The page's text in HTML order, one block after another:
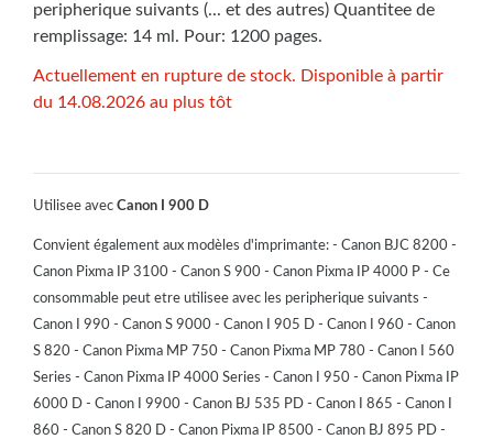
peripherique suivants (... et des autres) Quantitee de
remplissage: 14 ml. Pour: 1200 pages.
Actuellement en rupture de stock. Disponible à partir
du 14.08.2026 au plus tôt
Utilisee avec Canon I 900 D
Convient également aux modèles d'imprimante: - Canon BJC 8200 -
Canon Pixma IP 3100 - Canon S 900 - Canon Pixma IP 4000 P - Ce
consommable peut etre utilisee avec les peripherique suivants -
Canon I 990 - Canon S 9000 - Canon I 905 D - Canon I 960 - Canon
S 820 - Canon Pixma MP 750 - Canon Pixma MP 780 - Canon I 560
Series - Canon Pixma IP 4000 Series - Canon I 950 - Canon Pixma IP
6000 D - Canon I 9900 - Canon BJ 535 PD - Canon I 865 - Canon I
860 - Canon S 820 D - Canon Pixma IP 8500 - Canon BJ 895 PD -